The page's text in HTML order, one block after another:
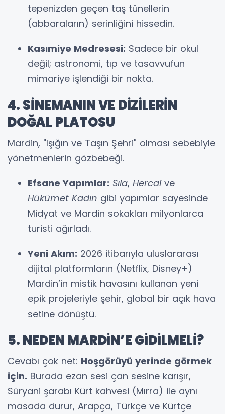
tepenizden geçen taş tünellerin
(abbaraların) serinliğini hissedin.
Kasımiye Medresesi: Sadece bir okul
değil; astronomi, tıp ve tasavvufun
mimariye işlendiği bir nokta.
4. SİNEMANIN VE DİZİLERİN
DOĞAL PLATOSU
Mardin, "Işığın ve Taşın Şehri" olması sebebiyle
yönetmenlerin gözbebeği.
Efsane Yapımlar: Sıla, Hercaive
Hükümet Kadın gibi yapımlar sayesinde
Midyat ve Mardin sokakları milyonlarca
turisti ağırladı.
Yeni Akım: 2026 itibarıyla uluslararası
dijital platformların (Netflix, Disney+)
Mardin’in mistik havasını kullanan yeni
epik projeleriyle şehir, global bir açık hava
setine dönüştü.
5. NEDEN MARDİN’E GİDİLMELİ?
Cevabı çok net: Hoşgörüyü yerinde görmek
için. Burada ezan sesi çan sesine karışır,
Süryani şarabı Kürt kahvesi (Mırra) ile aynı
masada durur, Arapça, Türkçe ve Kürtçe